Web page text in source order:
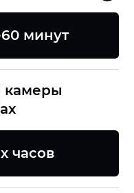
минут
камеры
часов